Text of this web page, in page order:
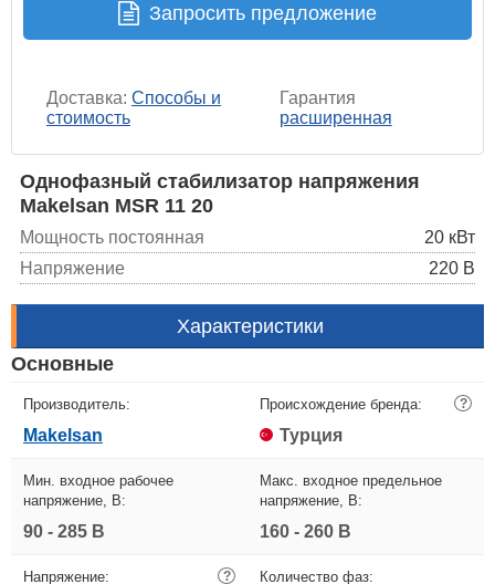
Запросить предложение
Доставка: Способы и
стоимость
Гарантия
расширенная
Однофазный стабилизатор напряжения
Makelsan MSR 11 20
Мощность постоянная
20 кВт
Напряжение
220 В
Характеристики
Основные
Производитель:
Makelsan
Происхождение бренда: ?
Турция
Мин. входное рабочее
напряжение, В:
90 - 285 В
Макс. входное предельное
напряжение, В:
160 - 260 В
Напряжение: ? Количество фаз: